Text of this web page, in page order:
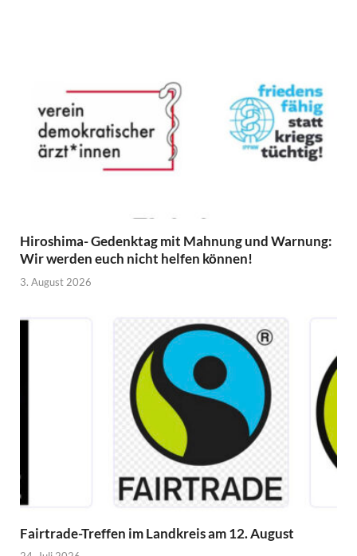
Hiroshima- Gedenktag mit Mahnung und Warnung:
Wir werden euch nicht helfen können!
3. August 2026
Fairtrade-Treffen im Landkreis am 12. August